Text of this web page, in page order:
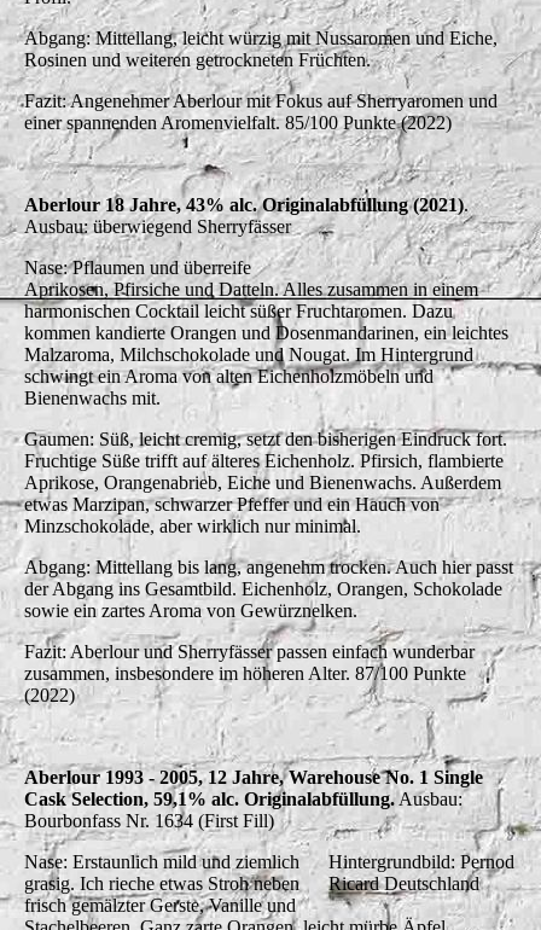
Abgang: Mittellang, leicht würzig mit Nussaromen und Eiche,
Rosinen und weiteren getrockneten Früchten.
Fazit: Angenehmer Aberlour mit Fokus auf Sherryaromen und
einer spannenden Aromenvielfalt. 85/100 Punkte (2022)
Aberlour 18 Jahre, 43% alc. Originalabfüllung (2021).
Ausbau: überwiegend Sherryfässer
Nase: Pflaumen und überreife
Aprikosen, Pfirsiche und Datteln. Alles zusammen in einem
harmonischen Cocktail leicht süßer Fruchtaromen. Dazu
kommen kandierte Orangen und Dosenmandarinen, ein leichtes
Malzaroma, Milchschokolade und Nougat. Im Hintergrund
schwingt ein Aroma von alten Eichenholzmöbeln und
Bienenwachs mit.
Gaumen: Süß, leicht cremig, setzt den bisherigen Eindruck fort.
Fruchtige Süße trifft auf älteres Eichenholz. Pfirsich, flambierte
Aprikose, Orangenabrieb, Eiche und Bienenwachs. Außerdem
etwas Marzipan, schwarzer Pfeffer und ein Hauch von
Minzschokolade, aber wirklich nur minimal.
Abgang: Mittellang bis lang, angenehm trocken. Auch hier passt
der Abgang ins Gesamtbild. Eichenholz, Orangen, Schokolade
sowie ein zartes Aroma von Gewürznelken.
Fazit: Aberlour und Sherryfässer passen einfach wunderbar
zusammen, insbesondere im höheren Alter. 87/100 Punkte
(2022)
Aberlour 1993 - 2005, 12 Jahre, Warehouse No. 1 Single
Cask Selection, 59,1% alc. Originalabfüllung.Ausbau:
Bourbonfass Nr. 1634 (First Fill)
Hintergrundbild: Pernod
Ricard Deutschland
Nase: Erstaunlich mild und ziemlich
grasig. Ich rieche etwas Stroh neben
frisch gemälzter Gerste, Vanille und